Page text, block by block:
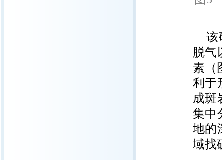
该
脱气
素（
利于
成斑
集中
地的
域找